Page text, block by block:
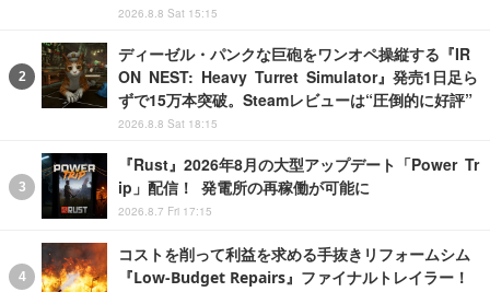
2026.8.8 Sat 15:15
ディーゼル・パンクな巨砲をワンオペ操縦する『IR
ON NEST: Heavy Turret Simulator』発売1日足ら
ずで15万本突破。Steamレビューは“圧倒的に好評”
2026.8.8 Sat 18:15
『Rust』2026年8月の大型アップデート「Power Tr
ip」配信！ 発電所の再稼働が可能に
2026.8.7 Fri 17:15
コストを削って利益を求める手抜きリフォームシム
『Low-Budget Repairs』ファイナルトレイラー！